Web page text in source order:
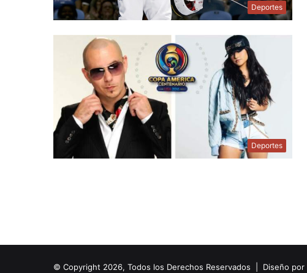
Deportes
Deportes
© Copyright 2026, Todos los Derechos Reservados | Diseño por